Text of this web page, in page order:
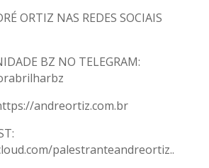
ORTIZ NAS REDES SOCIAIS
BZ NO TELEGRAM:
andreortiz.com.br
palestranteandreortiz..